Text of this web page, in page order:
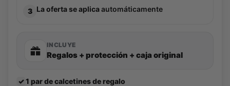
3 La oferta se aplicaautomáticamente
INCLUYE
Regalos + protección + caja original
✓1 par de calcetines de regalo